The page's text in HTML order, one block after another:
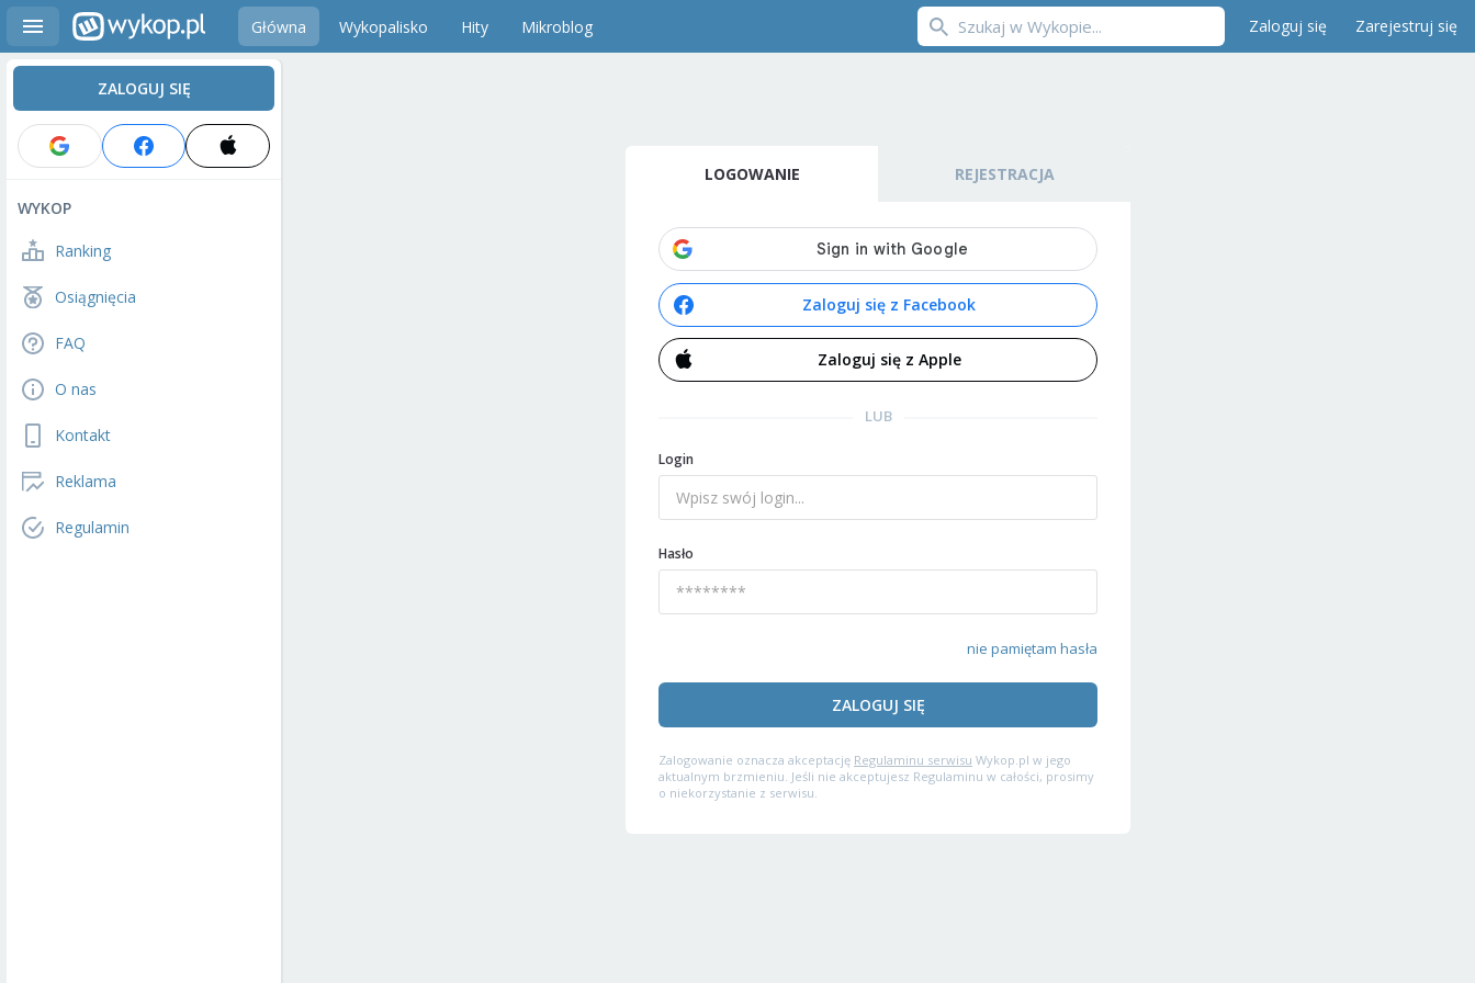
Główna Wykopalisko Hity Mikroblog Zaloguj się Zarejestruj się
ZALOGUJ SIĘ
WYKOP
Ranking
Osiągnięcia
FAQ
O nas
Kontakt
Reklama
Regulamin
LOGOWANIE REJESTRACJA
Zaloguj się z Facebook
Zaloguj się z Apple
LUB
Login
Hasło
nie pamiętam hasła
ZALOGUJ SIĘ
Zalogowanie oznacza akceptację Regulaminu serwisu Wykop.pl w jego
aktualnym brzmieniu. Jeśli nie akceptujesz Regulaminu w całości, prosimy
o niekorzystanie z serwisu.